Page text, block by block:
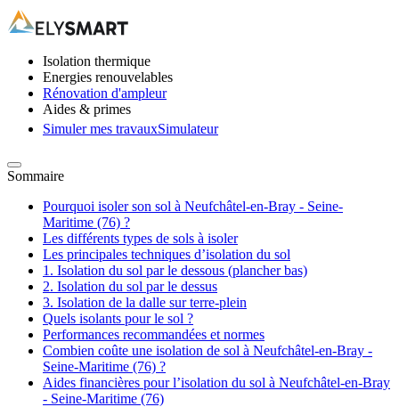
Isolation thermique
Energies renouvelables
Rénovation d'ampleur
Aides & primes
Simuler mes travauxSimulateur
Sommaire
Pourquoi isoler son sol à Neufchâtel-en-Bray - Seine-
Maritime (76) ?
Les différents types de sols à isoler
Les principales techniques d’isolation du sol
1. Isolation du sol par le dessous (plancher bas)
2. Isolation du sol par le dessus
3. Isolation de la dalle sur terre-plein
Quels isolants pour le sol ?
Performances recommandées et normes
Combien coûte une isolation de sol à Neufchâtel-en-Bray -
Seine-Maritime (76) ?
Aides financières pour l’isolation du sol à Neufchâtel-en-Bray
- Seine-Maritime (76)